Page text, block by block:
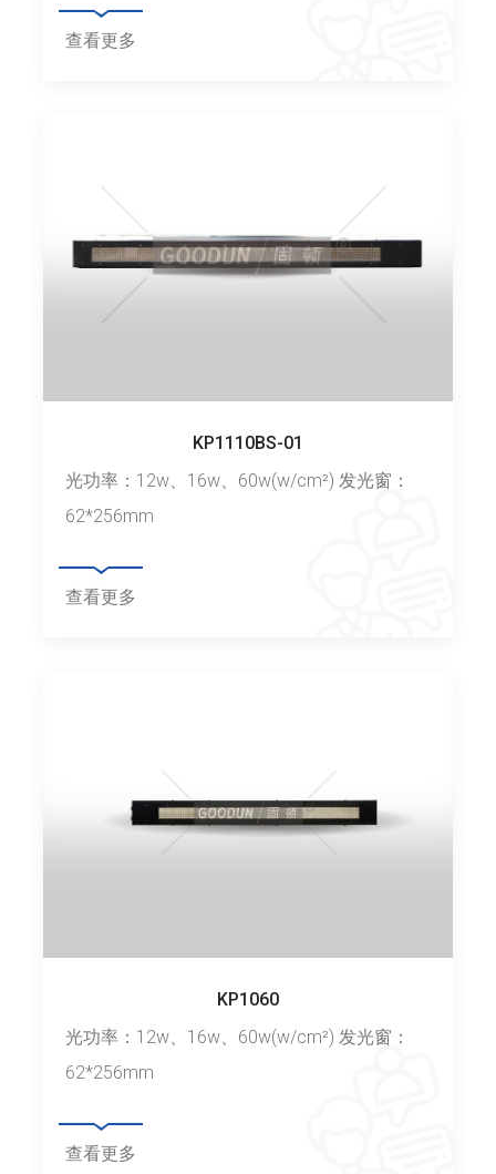
查看更多
KP1110BS-01
光功率：12w、16w、60w(w/cm²) 发光窗：
62*256mm
查看更多
KP1060
光功率：12w、16w、60w(w/cm²) 发光窗：
62*256mm
查看更多